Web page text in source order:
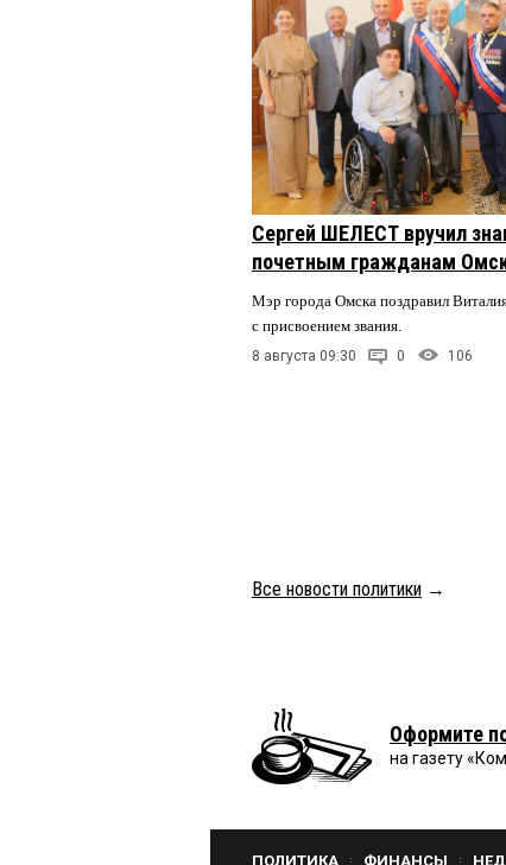
Сергей ШЕЛЕСТ вручил
почетным гражданам
Мэр города Омска поздравил
с присвоением звания.
8 августа 09:30 0 106
Все новости политики →
Оформите
на газету
ПОЛИТИКА ФИНАНСЫ